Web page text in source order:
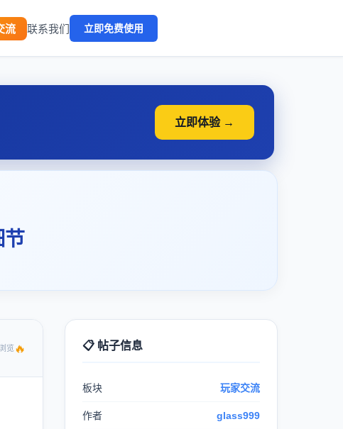
流 联系我们 立即免费使用
立即体验 →
节
浏览🔥 📋 帖子信息
板块 玩家交流
作者 glass999